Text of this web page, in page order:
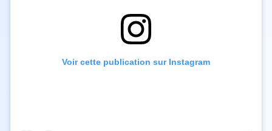
Voir cette publication sur Instagram